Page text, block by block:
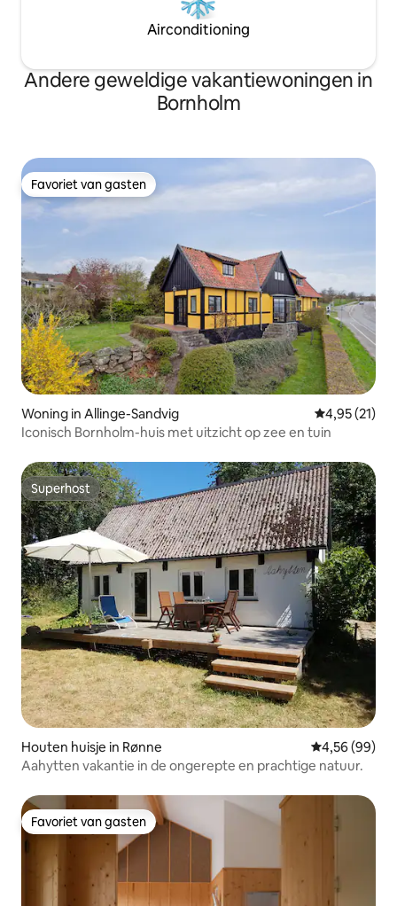
Airconditioning
Andere geweldige vakantiewoningen in
Bornholm
Favoriet van gasten
Favoriet van gasten
Woning in Allinge-Sandvig Gemiddelde
4,95 (21)
Iconisch Bornholm-huis met uitzicht op zee en tuin
Superhost
Superhost
Houten huisje in Rønne Gemiddelde
4,56 (99)
Aahytten vakantie in de ongerepte en prachtige natuur.
Favoriet van gasten
Favoriet van gasten